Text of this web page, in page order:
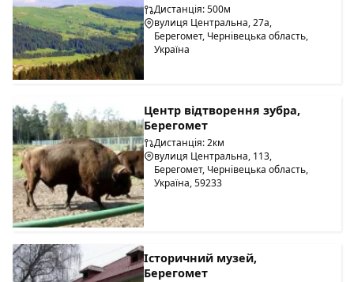
Дистанція: 500м
вулиця Центральна, 27а,
Берегомет, Чернівецька область,
Україна
Центр відтворення зубра,
Берегомет
Дистанція: 2км
вулиця Центральна, 113,
Берегомет, Чернівецька область,
Україна, 59233
Історичний музей,
Берегомет